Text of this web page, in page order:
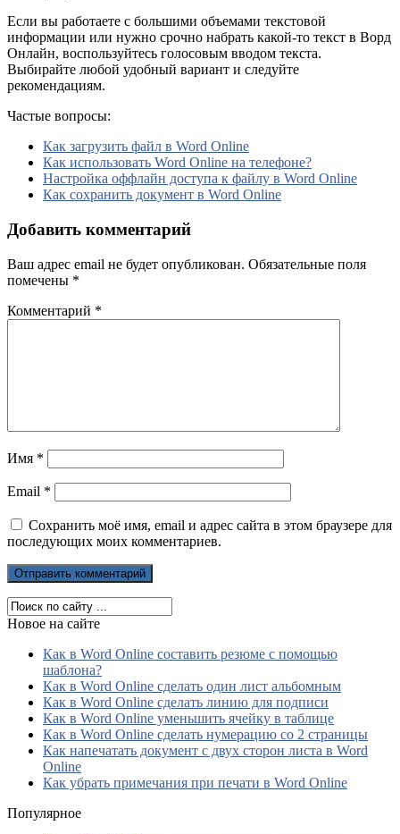
Если вы работаете с большими объемами текстовой
информации или нужно срочно набрать какой-то текст в Ворд
Онлайн, воспользуйтесь голосовым вводом текста.
Выбирайте любой удобный вариант и следуйте
рекомендациям.
Частые вопросы:
Как загрузить файл в Word Online
Как использовать Word Online на телефоне?
Настройка оффлайн доступа к файлу в Word Online
Как сохранить документ в Word Online
Добавить комментарий
Ваш адрес email не будет опубликован. Обязательные поля
помечены *
Комментарий *
Имя *
Email *
Сохранить моё имя, email и адрес сайта в этом браузере для
последующих моих комментариев.
Новое на сайте
Как в Word Online составить резюме с помощью
шаблона?
Как в Word Online сделать один лист альбомным
Как в Word Online сделать линию для подписи
Как в Word Online уменьшить ячейку в таблице
Как в Word Online сделать нумерацию со 2 страницы
Как напечатать документ с двух сторон листа в Word
Online
Как убрать примечания при печати в Word Online
Популярное